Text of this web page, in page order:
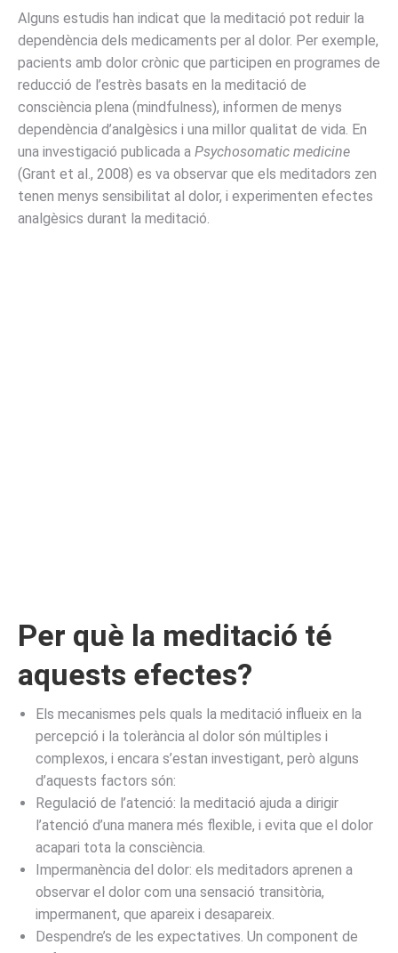
Alguns estudis han indicat que la meditació pot reduir la
dependència dels medicaments per al dolor. Per exemple,
pacients amb dolor crònic que participen en programes de
reducció de l’estrès basats en la meditació de
consciència plena (mindfulness), informen de menys
dependència d’analgèsics i una millor qualitat de vida. En
una investigació publicada a Psychosomatic medicine
(Grant et al., 2008) es va observar que els meditadors zen
tenen menys sensibilitat al dolor, i experimenten efectes
analgèsics durant la meditació.
Per què la meditació té
aquests efectes?
Els mecanismes pels quals la meditació influeix en la
percepció i la tolerància al dolor són múltiples i
complexos, i encara s’estan investigant, però alguns
d’aquests factors són:
Regulació de l’atenció: la meditació ajuda a dirigir
l’atenció d’una manera més flexible, i evita que el dolor
acapari tota la consciència.
Impermanència del dolor: els meditadors aprenen a
observar el dolor com una sensació transitòria,
impermanent, que apareix i desapareix.
Despendre’s de les expectatives. Un component de